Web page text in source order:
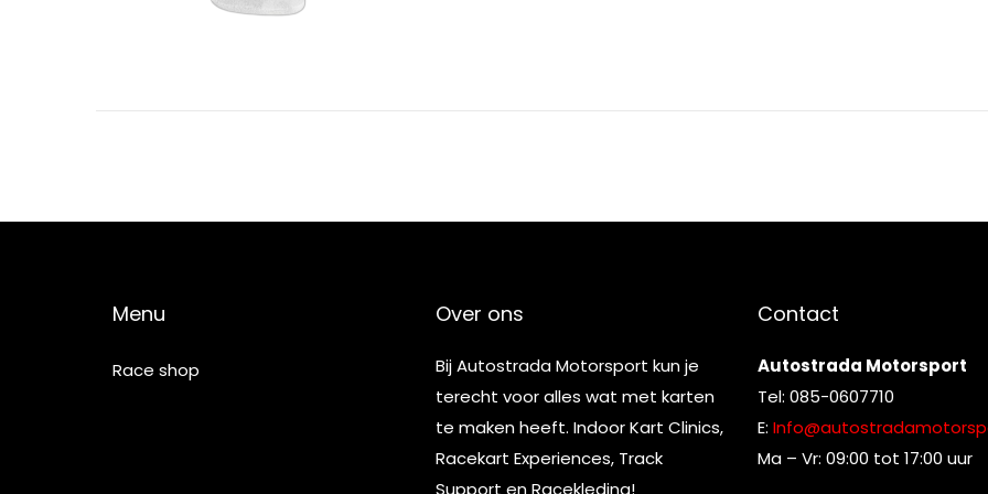
Menu
Race shop
Over ons
Bij Autostrada Motorsport kun je
terecht voor alles wat met karten
te maken heeft. Indoor Kart Clinics,
Racekart Experiences, Track
Support en Racekleding!
Contact
Autostrada Motorsport
Tel: 085-0607710
E:
Ma – Vr: 09:00 tot 17:00 uur